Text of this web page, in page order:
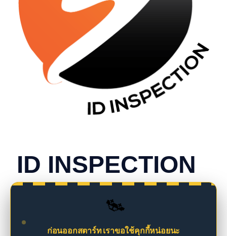
🚗
ก่อนออกสตาร์ท เราขอใช้คุกกี้หน่อยนะ
ID INSPECTION